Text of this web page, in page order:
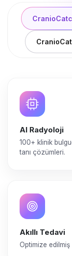
AI Radyoloji
100+ klinik
tanı çözümleri.
Akıllı Tedavi
Optimize